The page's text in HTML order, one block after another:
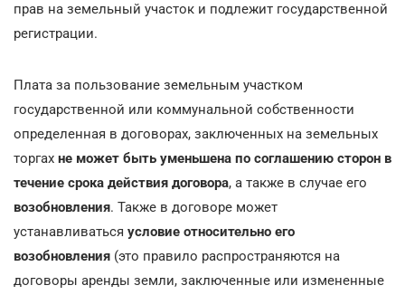
прав на земельный участок и подлежит государственной
регистрации.
Плата за пользование земельным участком
государственной или коммунальной собственности
определенная в договорах, заключенных на земельных
торгах не может быть уменьшена по соглашению сторон в
течение срока действия договора, а также в случае его
возобновления. Также в договоре может
устанавливаться условие относительно его
возобновления (это правило распространяются на
договоры аренды земли, заключенные или измененные